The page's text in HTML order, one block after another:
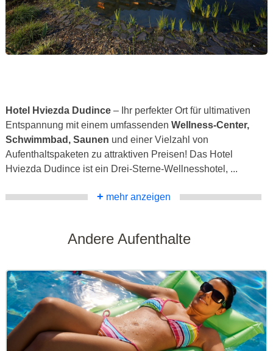
Hotel Hviezda Dudince – Ihr perfekter Ort für ultimativen
Entspannung mit einem umfassenden Wellness-Center,
Schwimmbad, Saunen und einer Vielzahl von
Aufenthaltspaketen zu attraktiven Preisen! Das Hotel
Hviezda Dudince ist ein Drei-Sterne-Wellnesshotel, ...
+ mehr anzeigen
Andere Aufenthalte